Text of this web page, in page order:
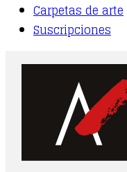
Carpetas de arte
Suscripciones